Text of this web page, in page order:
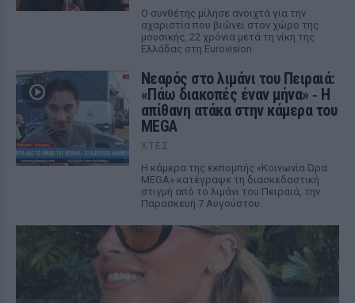
Ο συνθέτης μίλησε ανοιχτά για την
αχαριστία που βιώνει στον χώρο της
μουσικής, 22 χρόνια μετά τη νίκη της
Ελλάδας στη Eurovision.
Νεαρός στο λιμάνι του Πειραιά:
«Πάω διακοπές έναν μήνα» ‑ Η
απίθανη ατάκα στην κάμερα του
MEGA
ΧΤΕΣ
Η κάμερα της εκπομπής «Κοινωνία Ώρα
MEGA» κατέγραψε τη διασκεδαστική
στιγμή από το λιμάνι του Πειραιά, την
Παρασκευή 7 Αυγούστου.